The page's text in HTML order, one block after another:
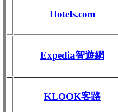
Hotels.com
Expedia智遊網
KLOOK客路